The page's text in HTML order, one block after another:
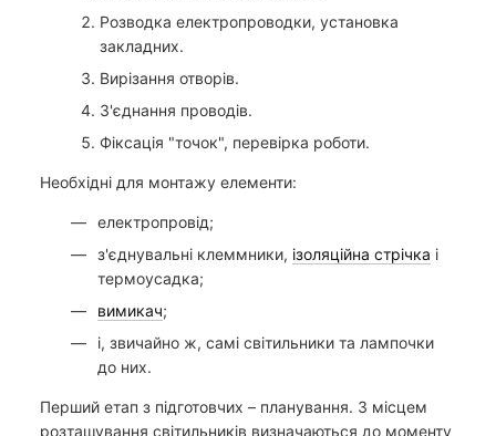
Розводка електропроводки, установка
закладних.
Вирізання отворів.
З'єднання проводів.
Фіксація "точок", перевірка роботи.
Необхідні для монтажу елементи:
електропровід;
з'єднувальні клеммники, ізоляційна стрічка і
термоусадка;
вимикач;
і, звичайно ж, самі світильники та лампочки
до них.
Перший етап з підготовчих – планування. З місцем
розташування світильників визначаються до моменту